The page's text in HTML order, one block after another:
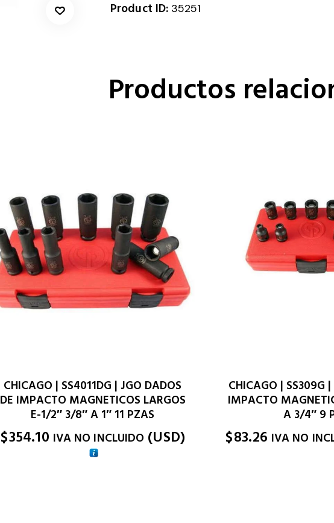
Product ID: 35251
Productos
CHICAGO | SS4011DG | JGO DADOS
DE IMPACTO MAGNETICOS LARGOS
E-1/2″ 3/8″ A 1″ 11 PZAS
$354.10 IVA NO INCLUIDO (USD)
CHICAGO | SS309G
IMPACTO
A 3/4″ 9
$83.26 IVA NO